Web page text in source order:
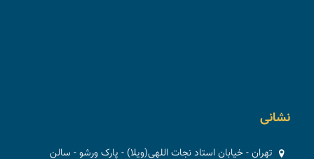
نشانی
تهران - خیابان استاد نجات اللهی(ویلا) - پارک ورشو - سالن